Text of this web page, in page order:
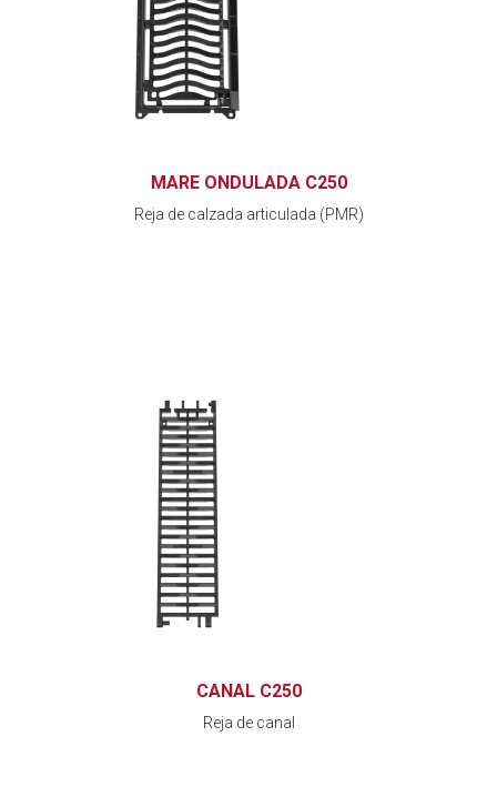
MARE ONDULADA C250
Reja de calzada articulada (PMR)
CANAL C250
Reja de canal